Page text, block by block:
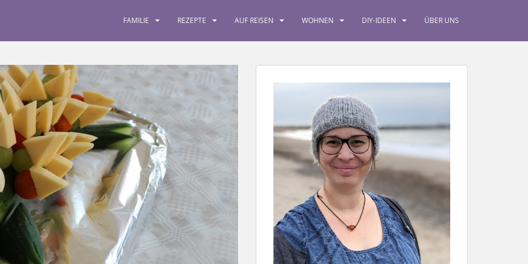
FAMILIE REZEPTE AUF REISEN WOHNEN DIY-IDEEN ÜBER UNS